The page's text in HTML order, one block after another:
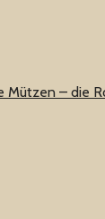
Mützen – die